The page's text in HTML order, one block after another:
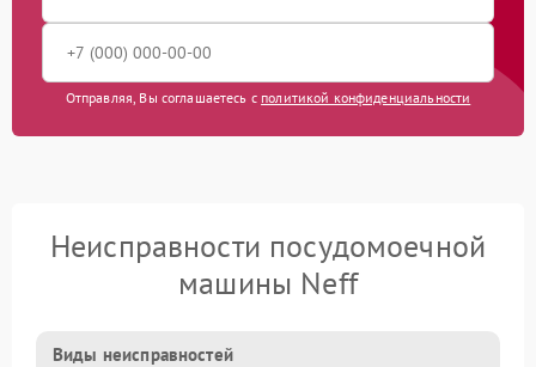
Отправляя, Вы соглашаетесь с политикой конфиденциальности
Неисправности посудомоечной
машины Neff
Виды неисправностей